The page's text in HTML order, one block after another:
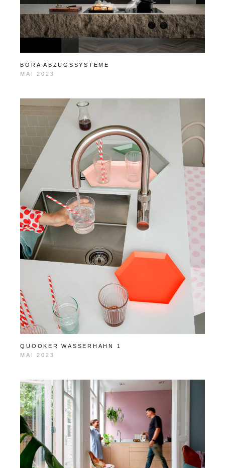
BORA ABZUGSSYSTEME
MAI 2023
QUOOKER WASSERHAHN 1
MAI 2023